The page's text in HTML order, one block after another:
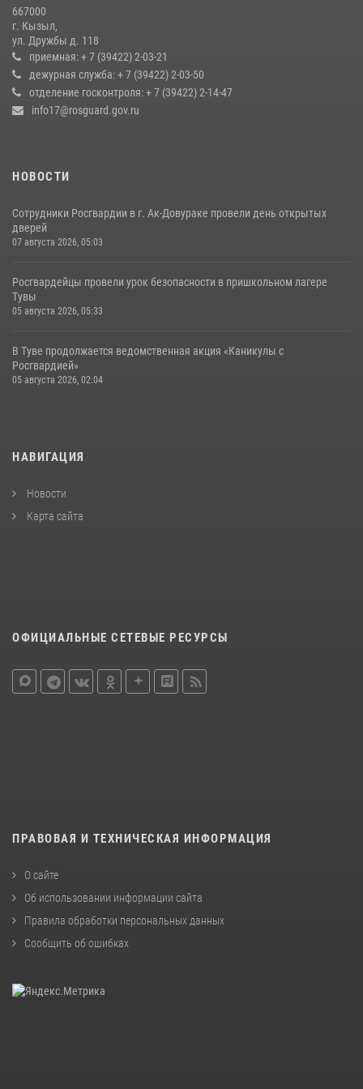
Кызылчанин поблагодарил сотрудников Росгвардии за
оперативное реагирование в решении конфликтной ситуации
17 июля 2026, 07:22 1
667000
г. Кызыл,
ул. Дружбы д. 118
приемная: + 7 (39422) 2-03-21
дежурная служба: + 7 (39422) 2-03-50
отделение госконтроля: + 7 (39422) 2-14-47
info17@rosguard.gov.ru
НОВОСТИ
Сотрудники Росгвардии в г. Ак-Довураке провели день открытых
дверей
07 августа 2026, 05:03
Росгвардейцы провели урок безопасности в пришкольном лагере
Тувы
05 августа 2026, 05:33
В Туве продолжается ведомственная акция «Каникулы с
Росгвардией»
05 августа 2026, 02:04
НАВИГАЦИЯ
Новости
Карта сайта
ОФИЦИАЛЬНЫЕ СЕТЕВЫЕ РЕСУРСЫ
ПРАВОВАЯ И ТЕХНИЧЕСКАЯ ИНФОРМАЦИЯ
О сайте
Об использовании информации сайта
Правила обработки персональных данных
Сообщить об ошибках